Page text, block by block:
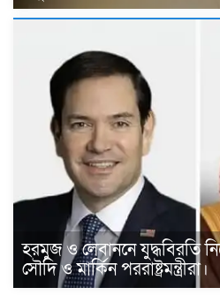
হরমুজ ও লেবাননে যুদ্ধবিরতি
সৌদি ও মার্কিন পররাষ্ট্রমন্ত্রীরা।